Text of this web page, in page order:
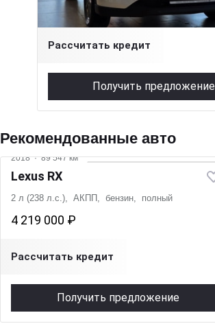
3 790 000 ₽
Рассчитать кредит
Получить предложение
Рекомендованные авто
2018·89 547 км
Lexus RX
2 л (238 л.с.), АКПП, бензин, полный
4 219 000 ₽
Рассчитать кредит
Получить предложение